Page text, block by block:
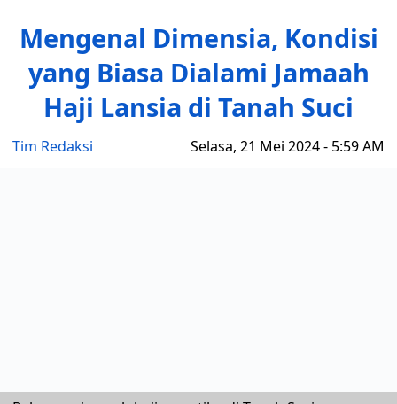
Mengenal Dimensia, Kondisi
yang Biasa Dialami Jamaah
Haji Lansia di Tanah Suci
Tim Redaksi Selasa, 21 Mei 2024 - 5:59 AM